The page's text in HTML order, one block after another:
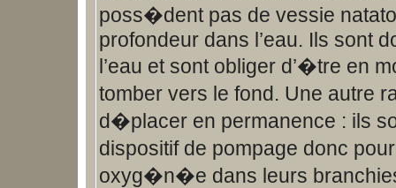
poss�dent pas de vessie
profondeur dans l’eau. Ils sont
l’eau et sont obliger d’�tre en
tomber vers le fond. Une autre
d�placer en permanence : ils
dispositif de pompage donc
oxyg�n�e dans leurs